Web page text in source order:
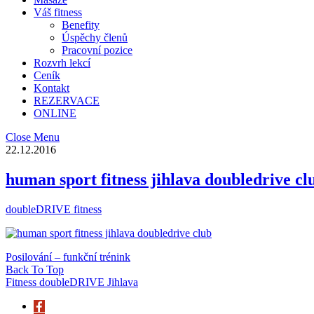
Váš fitness
Benefity
Úspěchy členů
Pracovní pozice
Rozvrh lekcí
Ceník
Kontakt
REZERVACE
ONLINE
Close Menu
22.12.2016
human sport fitness jihlava doubledrive
doubleDRIVE fitness
Posilování – funkční trénink
Back To Top
Fitness doubleDRIVE Jihlava